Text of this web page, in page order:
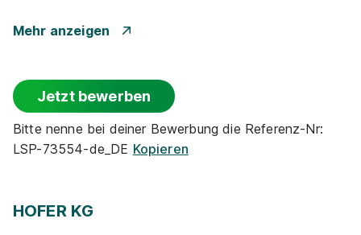
Betr. Alters­vor­sorge
Rabatte
Ge­sund­heits­maß­nah­men
Mehr anzeigen
Jetzt bewerben
Bitte nenne bei deiner Bewerbung die Referenz-Nr:
LSP-73554-de_DE Kopieren
HOFER KG